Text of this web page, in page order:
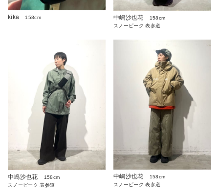
kika 158cm 中嶋沙也花
158cm
スノーピーク 表参道
中嶋沙也花
158cm
スノーピーク 表参道
中嶋沙也花
158cm
スノーピーク 表参道